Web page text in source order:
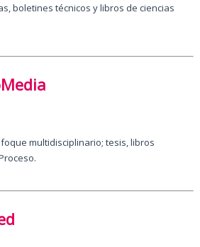
boletines técnicos y libros de ciencias
multidisciplinario; tesis, libros